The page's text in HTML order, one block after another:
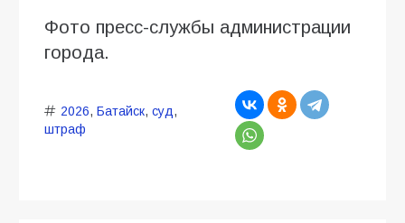
Фото пресс-службы администрации
города.
2026, Батайск, суд,
штраф